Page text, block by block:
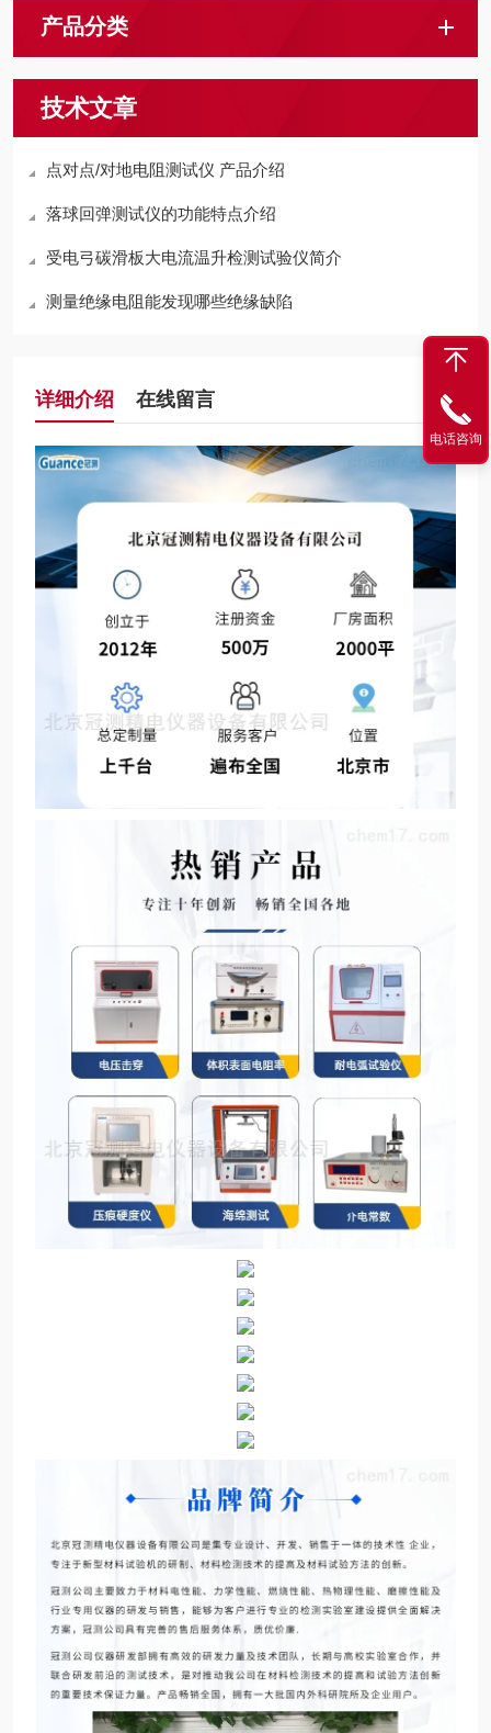
产品分类
技术文章
点对点/对地电阻测试仪 产品介绍
落球回弹测试仪的功能特点介绍
受电弓碳滑板大电流温升检测试验仪简介
测量绝缘电阻能发现哪些绝缘缺陷
详细介绍 在线留言
电话咨询